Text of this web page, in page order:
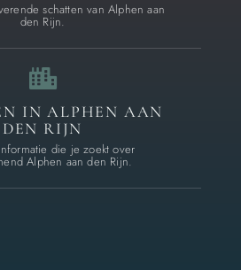
schatten van Alphen aan
den Rijn.
IN ALPHEN AAN
DEN RIJN
die je zoekt over
Alphen aan den Rijn.